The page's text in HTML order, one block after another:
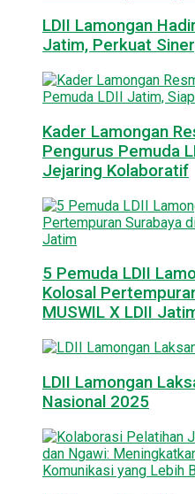
LDII Lamongan
Jatim, Perkuat
Kader Lamongan
Pengurus Pemuda
Jejaring Kolaboratif
5 Pemuda LDII
Kolosal
MUSWIL X LDII
LDII Lamongan
Nasional 2025